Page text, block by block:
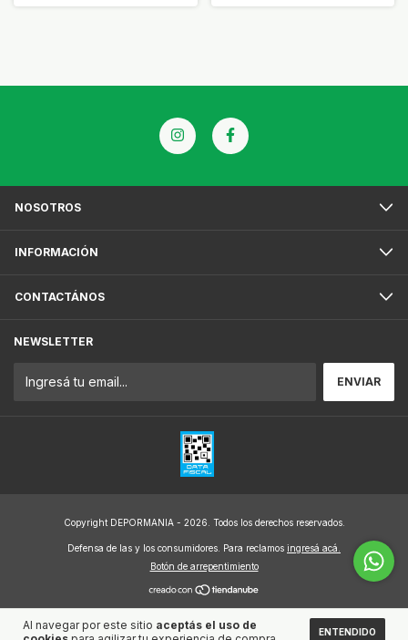
Al navegar por este sitio aceptás el uso de
ENTENDIDO
NOSOTROS
INFORMACIÓN
CONTACTÁNOS
NEWSLETTER
Copyright DEPORMANIA - 2026. Todos los derechos reservados.
Defensa de las y los consumidores. Para reclamos ingresá acá.
Botón de arrepentimiento